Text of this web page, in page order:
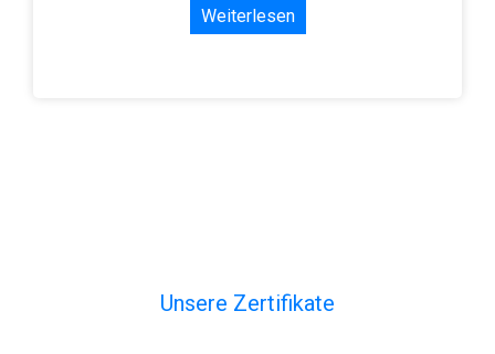
Weiterlesen
Unsere Zertifikate